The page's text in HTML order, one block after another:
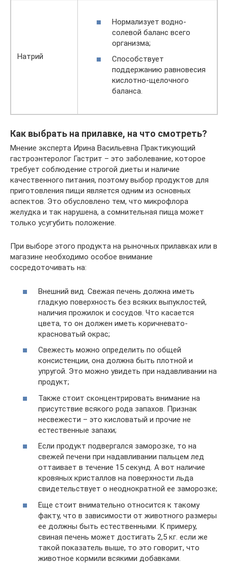
Натрий
Нормализует водно-
солевой баланс всего
организма;
Способствует
поддержанию равновесия
кислотно-щелочного
баланса.
Как выбрать на прилавке, на что смотреть?
Мнение эксперта Ирина Васильевна Практикующий
гастроэнтеролог Гастрит – это заболевание, которое
требует соблюдение строгой диеты и наличие
качественного питания, поэтому выбор продуктов для
приготовления пищи является одним из основных
аспектов. Это обусловлено тем, что микрофлора
желудка и так нарушена, а сомнительная пища может
только усугубить положение.
При выборе этого продукта на рыночных прилавках или в
магазине необходимо особое внимание
сосредоточивать на:
Внешний вид. Свежая печень должна иметь
гладкую поверхность без всяких выпуклостей,
наличия прожилок и сосудов. Что касается
цвета, то он должен иметь коричневато-
красноватый окрас;
Свежесть можно определить по общей
консистенции, она должна быть плотной и
упругой. Это можно увидеть при надавливании на
продукт;
Также стоит сконцентрировать внимание на
присутствие всякого рода запахов. Признак
несвежести – это кисловатый и прочие не
естественные запахи;
Если продукт подвергался заморозке, то на
свежей печени при надавливании пальцем лед
оттаивает в течение 15 секунд. А вот наличие
кровяных кристаллов на поверхности льда
свидетельствует о неоднократной ее заморозке;
Еще стоит внимательно относится к такому
факту, что в зависимости от животного размеры
ее должны быть естественными. К примеру,
свиная печень может достигать 2,5 кг. если же
такой показатель выше, то это говорит, что
животное кормили всякими добавками.